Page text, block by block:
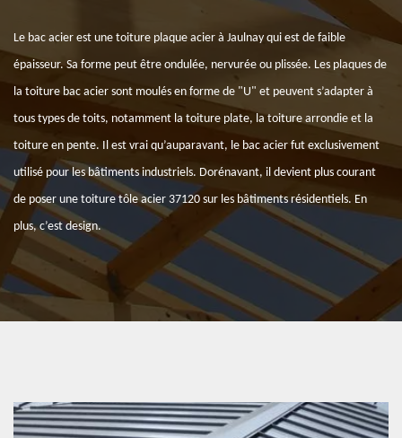
Le bac acier est une toiture plaque acier à Jaulnay qui est de faible
épaisseur. Sa forme peut être ondulée, nervurée ou plissée. Les plaques de
la toiture bac acier sont moulés en forme de "U" et peuvent s’adapter à
tous types de toits, notamment la toiture plate, la toiture arrondie et la
toiture en pente. Il est vrai qu’auparavant, le bac acier fut exclusivement
utilisé pour les bâtiments industriels. Dorénavant, il devient plus courant
de poser une toiture tôle acier 37120 sur les bâtiments résidentiels. En
plus, c’est design.